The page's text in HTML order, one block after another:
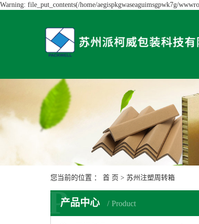
Warning: file_put_contents(/home/aegispkgwaseaguimsgpwk7g/
您当前的位置 ： 首 页 > 苏州注塑周转箱
产品中心 Product
P